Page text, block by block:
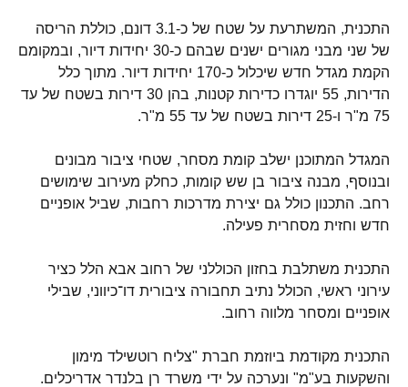
התכנית, המשתרעת על שטח של כ-3.1 דונם, כוללת הריסה
של שני מבני מגורים ישנים שבהם כ-30 יחידות דיור, ובמקומם
הקמת מגדל חדש שיכלול כ-170 יחידות דיור. מתוך כלל
הדירות, 55 יוגדרו כדירות קטנות, בהן 30 דירות בשטח של עד
75 מ"ר ו-25 דירות בשטח של עד 55 מ"ר.
המגדל המתוכנן ישלב קומת מסחר, שטחי ציבור מבונים
ובנוסף, מבנה ציבור בן שש קומות, כחלק מעירוב שימושים
רחב. התכנון כולל גם יצירת מדרכות רחבות, שביל אופניים
חדש וחזית מסחרית פעילה.
התכנית משתלבת בחזון הכוללני של רחוב אבא הלל כציר
עירוני ראשי, הכולל נתיב תחבורה ציבורית דו־כיווני, שבילי
אופניים ומסחר מלווה רחוב.
התכנית מקודמת ביוזמת חברת "צליח רוטשילד מימון
והשקעות בע"מ" ונערכה על ידי משרד רן בלנדר אדריכלים.